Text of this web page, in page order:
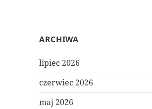
ARCHIWA
lipiec 2026
czerwiec 2026
maj 2026